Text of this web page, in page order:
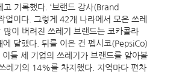
기록했다. ‘브랜드 감사(Brand
업이다. 그렇게 42개 나라에서 모은 쓰레
많이 버려진 쓰레기 브랜드는 코카콜라
달했다. 뒤를 이은 건 펩시코(PepsiCo)
들 세 기업의 쓰레기가 브랜드를 알아볼
레기의 14%를 차지했다. 지역마다 편차